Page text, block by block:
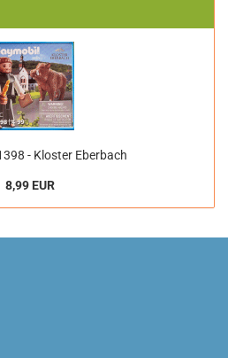
- Kloster Eberbach
8,99 EUR